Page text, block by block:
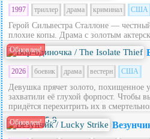
1997 триллер драма криминал США
Герой Сильвестра Сталлоне —
плохие копы. Драма с золотым
Обновлен!
2026 боевик драма вестерн США
Девушка прячет золото, похищенное
захватили её глухой форпост. Чтобы
придётся перехитрить их в
Обновлен! 5.9